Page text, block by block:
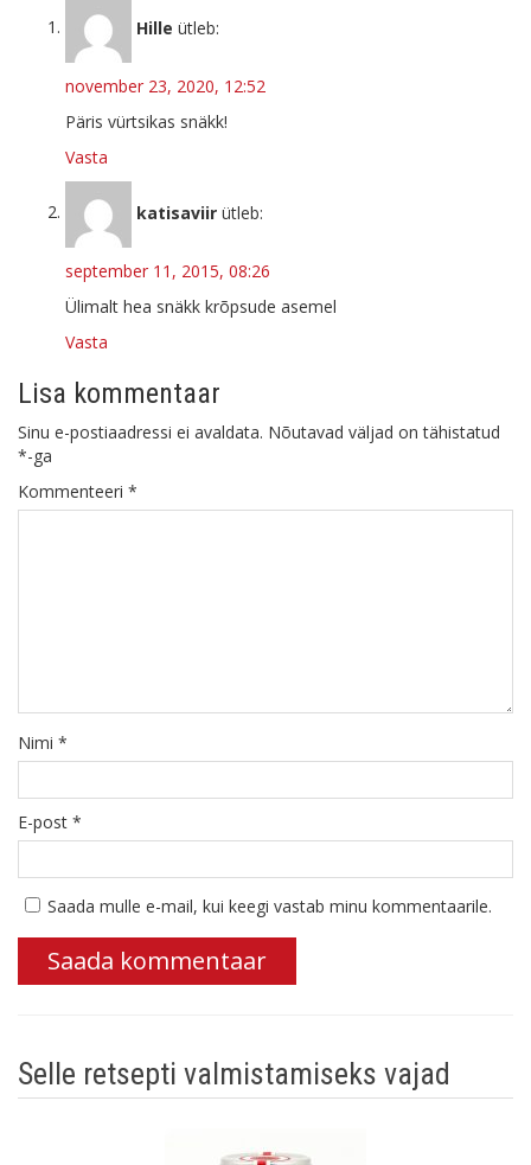
Hille ütleb:
november 23, 2020, 12:52
Päris vürtsikas snäkk!
Vasta
katisaviir ütleb:
september 11, 2015, 08:26
Ülimalt hea snäkk krõpsude asemel
Vasta
Lisa kommentaar
Sinu e-postiaadressi ei avaldata. Nõutavad väljad on tähistatud
*-ga
Kommenteeri *
Nimi *
E-post *
Saada mulle e-mail, kui keegi vastab minu kommentaarile.
Selle retsepti valmistamiseks vajad